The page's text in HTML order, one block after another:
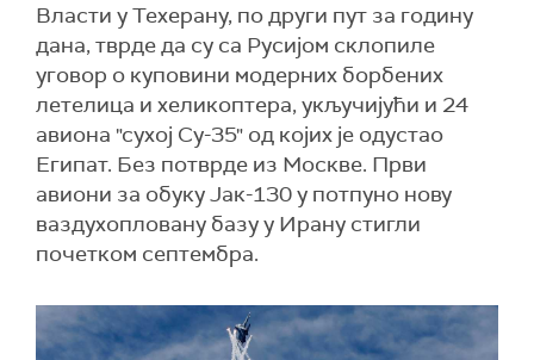
Власти у Техерану, по други пут за годину
дана, тврде да су са Русијом склопиле
уговор о куповини модерних борбених
летелица и хеликоптера, укључијући и 24
авиона "сухој Су-35" од којих је одустао
Египат. Без потврде из Москве. Први
авиони за обуку Јак-130 у потпуно нову
ваздухопловану базу у Ирану стигли
почетком септембра.